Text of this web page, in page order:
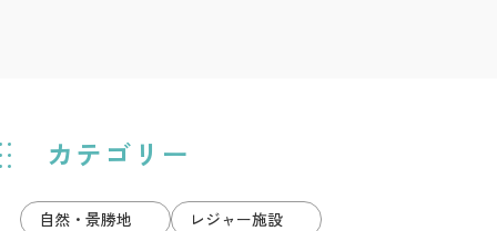
カテゴリー
自然・景勝地
レジャー施設